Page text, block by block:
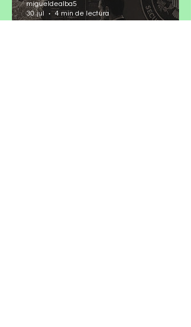
para cumplir los